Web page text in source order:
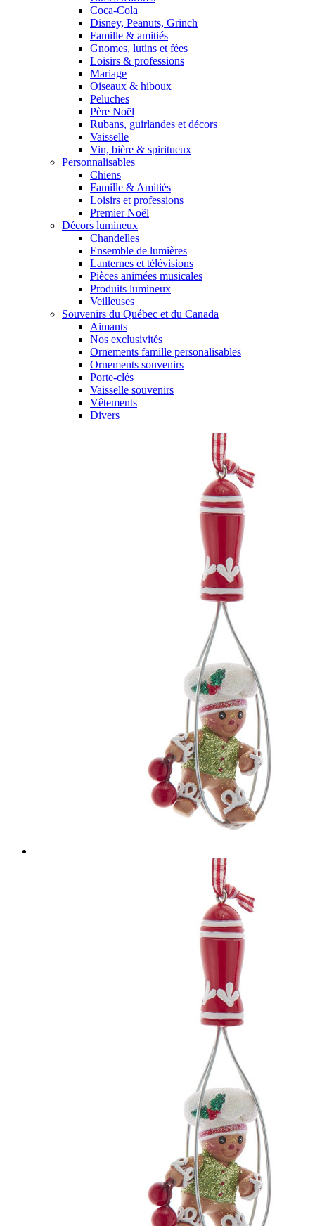
Coca-Cola
Disney, Peanuts, Grinch
Famille & amitiés
Gnomes, lutins et fées
Loisirs & professions
Mariage
Oiseaux & hiboux
Peluches
Père Noël
Rubans, guirlandes et décors
Vaisselle
Vin, bière & spiritueux
Personnalisables
Chiens
Famille & Amitiés
Loisirs et professions
Premier Noël
Décors lumineux
Chandelles
Ensemble de lumières
Lanternes et télévisions
Pièces animées musicales
Produits lumineux
Veilleuses
Souvenirs du Québec et du Canada
Aimants
Nos exclusivités
Ornements famille personalisables
Ornements souvenirs
Porte-clés
Vaisselle souvenirs
Vêtements
Divers